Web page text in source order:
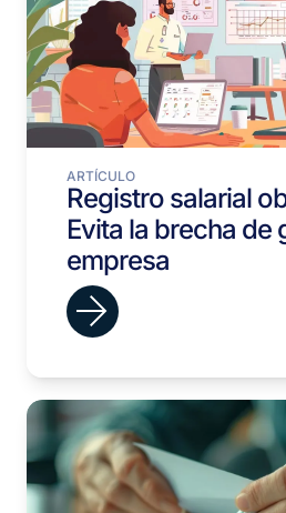
ARTÍCULO
Registro salarial
Evita la brecha de
empresa